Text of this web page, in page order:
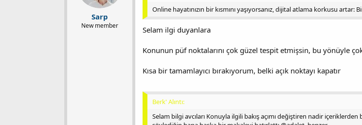
Sarp
New member
Online hayatınızın bir kısmını yaşıyorsanız, dijital atlama korkusu
Selam ilgi duyanlara
Konunun püf noktalarını çok güzel tespit etmişsin, bu yönüyle
Kısa bir tamamlayıcı bırakıyorum, belki açık noktayı kapatır
Berk' Alıntı:
Selam bilgi avcıları Konuyla ilgili bakış açımı değiştiren nadir